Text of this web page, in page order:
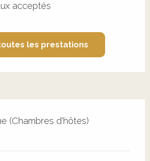
acceptés
les prestations
(Chambres d'hôtes)